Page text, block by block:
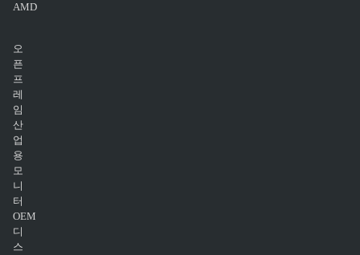
AMD
오
픈
프
레
임
산
업
용
모
니
터
OEM
디
스